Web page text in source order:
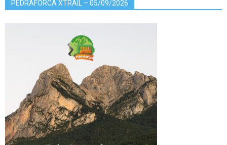
PEDRAFORCA XTRAIL – 05/09/2026